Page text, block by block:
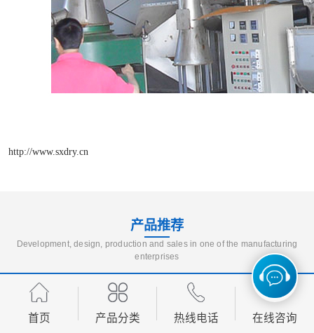
http://www.sxdry.cn
产品推荐
Development, design, production and sales in one of the manufacturing
enterprises
首页 产品分类 热线电话 在线咨询